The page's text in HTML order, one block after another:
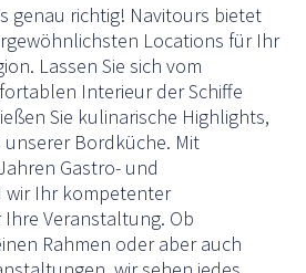
genau richtig! Navitours bietet
Locations für Ihr
Lassen Sie sich vom
Interieur der Schiffe
Sie kulinarische Highlights,
Bordküche. Mit
Gastro- und
wir Ihr kompetenter
Veranstaltung. Ob
Rahmen oder aber auch